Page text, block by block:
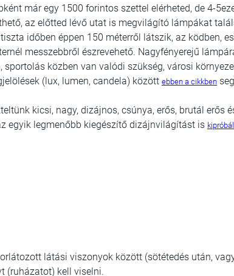
már egy 1500 forintos szettel elérheted, de 4-
az előtted lévő utat is megvilágító lámpákat
időben éppen 150 méterről látszik, az ködben,
messzebbről észrevehető. Nagyfényerejű
sportolás közben van valódi szükség, városi
(lux, lumen, candela) között ebben a cikkben
kicsi, nagy, dizájnos, csúnya, erős, brutál erős
egyik legmenőbb kiegészítő dizájnvilágítást is
látási viszonyok között (sötétedés után,
(ruházatot) kell viselni.